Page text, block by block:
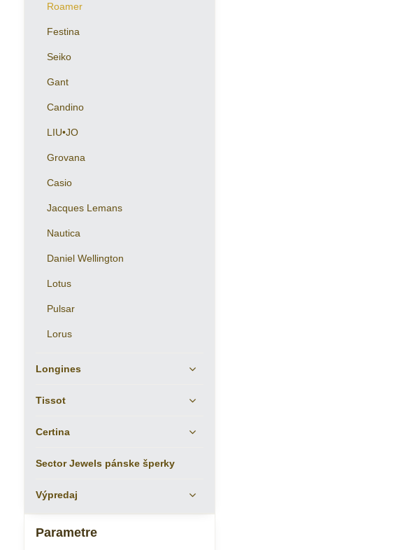
Parametre
Roamer
Festina
Seiko
Gant
Candino
LIU•JO
Grovana
Casio
Jacques Lemans
Nautica
Daniel Wellington
Lotus
Pulsar
Lorus
Longines
Tissot
Certina
Sector Jewels pánske šperky
Výpredaj